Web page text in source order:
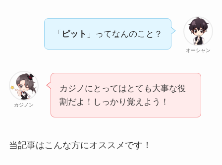
オーシャン
「 ピット 」ってなんのこと？
カジノン
カジノにとってはとても大事な役
割だよ！しっかり覚えよう！
当記事はこんな方にオススメです！